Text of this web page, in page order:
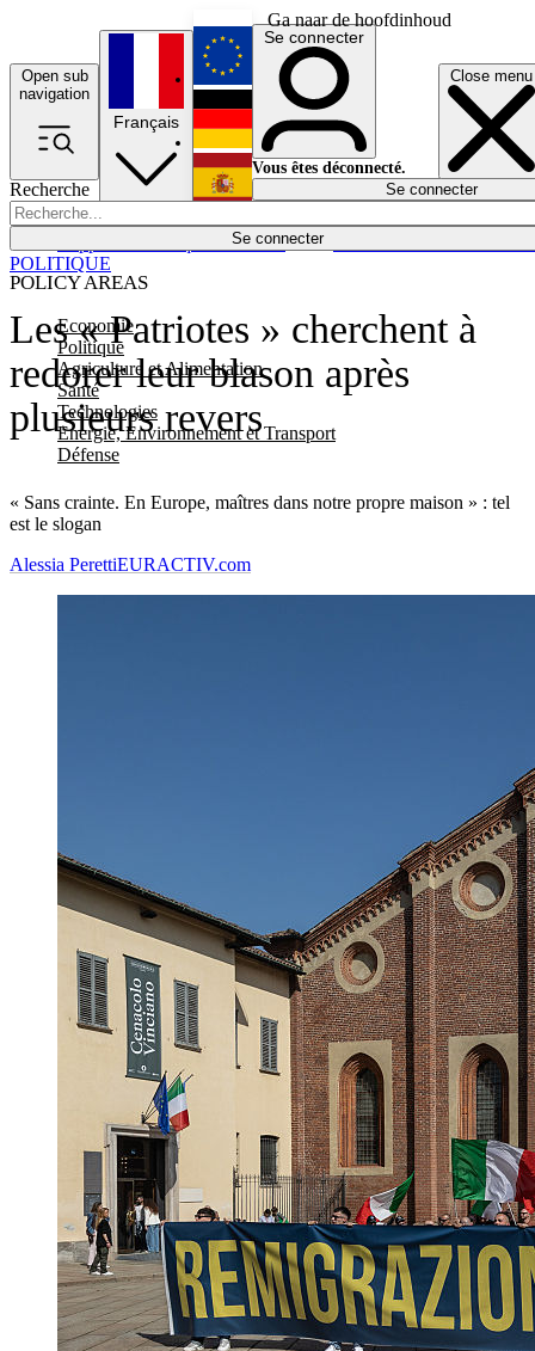
Ga naar de hoofdinhoud
Open sub
navigation
Close menu
Recherche
Se connecter
POLICY AREAS
Economie
Politique
Agriculture et Alimentation
Santé
Technologies
Energie, Environnement et Transport
Défense
Économie
Français
English
Deutsch
Español
Se connecter
Vous êtes déconnecté.
Se connecter
Les « Patriotes » cherchent à
redorer leur blason après
plusieurs revers
« Sans crainte. En Europe, maîtres dans notre propre maison » : tel
est le slogan
POLITIQUE
Alessia PerettiEURACTIV.com